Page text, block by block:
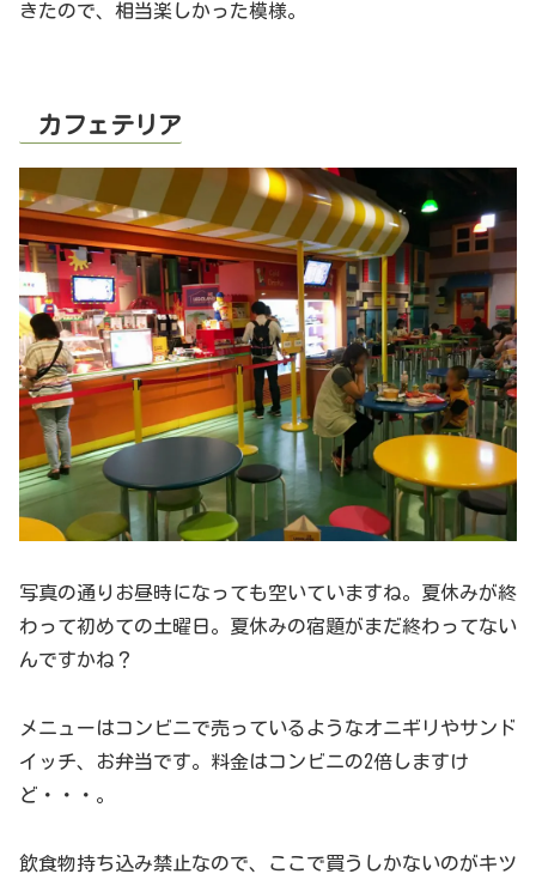
きたので、相当楽しかった模様。
カフェテリア
写真の通りお昼時になっても空いていますね。夏休みが終
わって初めての土曜日。夏休みの宿題がまだ終わってない
んですかね？
メニューはコンビニで売っているようなオニギリやサンド
イッチ、お弁当です。料金はコンビニの2倍しますけ
ど・・・。
飲食物持ち込み禁止なので、ここで買うしかないのがキツ